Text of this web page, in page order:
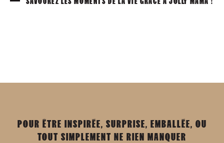
POUR ÊTRE INSPIRÉE, SURPRISE, EMBALLÉE, OU
TOUT SIMPLEMENT NE RIEN MANQUER